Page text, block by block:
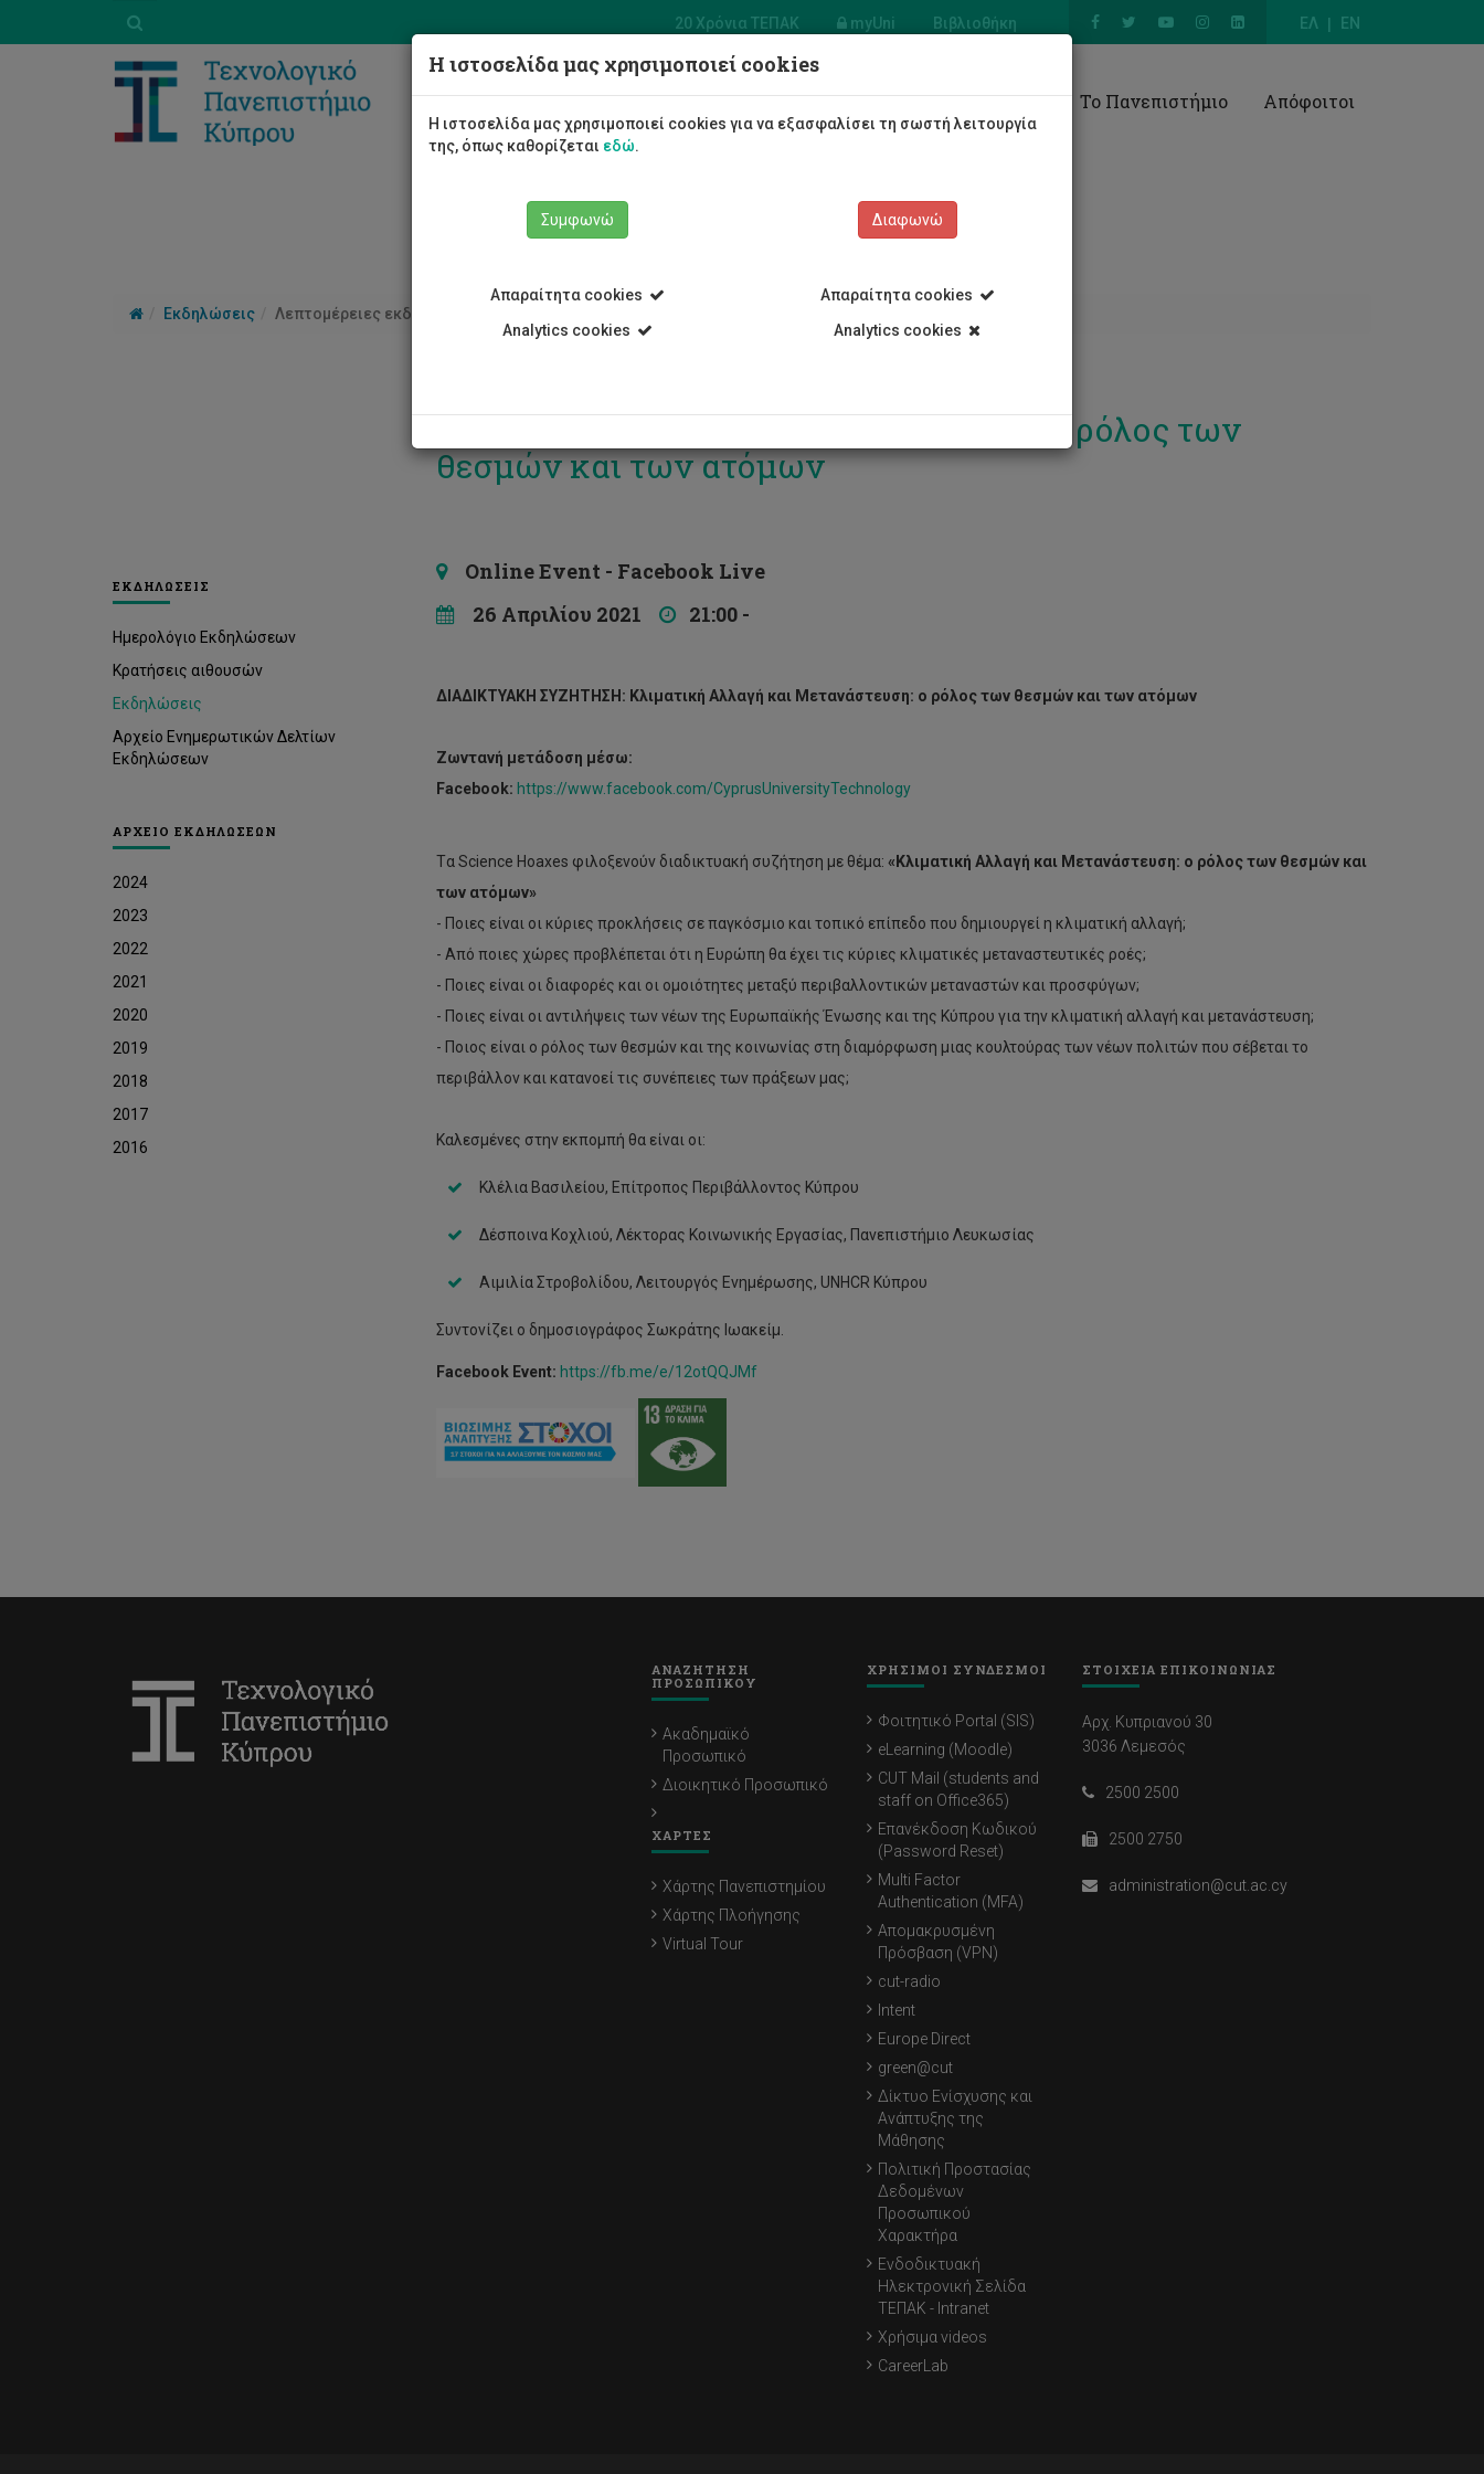
ΕΛ EN
20 Χρόνια ΤΕΠΑΚ myUni Βιβλιοθήκη
Φοιτητές/τριες Σπουδές Έρευνα Το Πανεπιστήμιο Απόφοιτοι
Εκδηλώσεις Λεπτομέρειες εκδήλωσης
ΕΚΔΗΛΩΣΕΙΣ
Ημερολόγιο Εκδηλώσεων
Κρατήσεις αιθουσών
Εκδηλώσεις
Αρχείο Ενημερωτικών Δελτίων
Εκδηλώσεων
ΑΡΧΕΙΟ ΕΚΔΗΛΩΣΕΩΝ
2024
2023
2022
2021
2020
2019
2018
2017
2016
Κλιματική Αλλαγή και Μετανάστευση: ο ρόλος των
θεσμών και των ατόμων
Online Event - Facebook Live
26 Απριλίου 2021
21:00 -
ΔΙΑΔΙΚΤΥΑΚΗ ΣΥΖΗΤΗΣΗ: Κλιματική Αλλαγή και Μετανάστευση: ο ρόλος των θεσμών και των ατόμων
Ζωντανή μετάδοση μέσω:
Facebook: https://www.facebook.com/CyprusUniversityTechnology
Tα Science Hoaxes φιλοξενούν διαδικτυακή συζήτηση με θέμα: «Κλιματική Αλλαγή και Μετανάστευση: ο ρόλος των θεσμών και
των ατόμων»
- Ποιες είναι οι κύριες προκλήσεις σε παγκόσμιο και τοπικό επίπεδο που δημιουργεί η κλιματική αλλαγή;
- Από ποιες χώρες προβλέπεται ότι η Ευρώπη θα έχει τις κύριες κλιματικές μεταναστευτικές ροές;
- Ποιες είναι οι διαφορές και οι ομοιότητες μεταξύ περιβαλλοντικών μεταναστών και προσφύγων;
- Ποιες είναι οι αντιλήψεις των νέων της Ευρωπαϊκής Ένωσης και της Κύπρου για την κλιματική αλλαγή και μετανάστευση;
- Ποιος είναι ο ρόλος των θεσμών και της κοινωνίας στη διαμόρφωση μιας κουλτούρας των νέων πολιτών που σέβεται το
περιβάλλον και κατανοεί τις συνέπειες των πράξεων μας;
Καλεσμένες στην εκπομπή θα είναι οι:
Κλέλια Βασιλείου, Επίτροπος Περιβάλλοντος Κύπρου
Δέσποινα Κοχλιού, Λέκτορας Κοινωνικής Εργασίας, Πανεπιστήμιο Λευκωσίας
Αιμιλία Στροβολίδου, Λειτουργός Ενημέρωσης, UNHCR Κύπρου
Συντονίζει ο δημοσιογράφος Σωκράτης Ιωακείμ.
Facebook Event: https://fb.me/e/12otQQJMf
ΑΝΑΖΗΤΗΣΗ
ΠΡΟΣΩΠΙΚΟΥ
Ακαδημαϊκό
Προσωπικό
Διοικητικό Προσωπικό
ΧΑΡΤΕΣ
Χάρτης Πανεπιστημίου
Χάρτης Πλοήγησης
Virtual Tour
ΧΡΗΣΙΜΟΙ ΣΥΝΔΕΣΜΟΙ
Φοιτητικό Portal (SIS)
eLearning (Moodle)
CUT Mail (students and
staff on Office365)
Επανέκδοση Κωδικού
(Password Reset)
Multi Factor
Authentication (MFA)
Απομακρυσμένη
Πρόσβαση (VPN)
cut-radio
Intent
Europe Direct
green@cut
Δίκτυο Ενίσχυσης και
Ανάπτυξης της
Μάθησης
Πολιτική Προστασίας
Δεδομένων
Προσωπικού
Χαρακτήρα
Ενδοδικτυακή
Ηλεκτρονική Σελίδα
ΤΕΠΑΚ - Intranet
Χρήσιμα videos
CareerLab
ΣΤΟΙΧΕΙΑ ΕΠΙΚΟΙΝΩΝΙΑΣ
Αρχ. Κυπριανού 30
3036 Λεμεσός
2500 2500
2500 2750
administration@cut.ac.cy
Η ιστοσελίδα μας χρησιμοποιεί cookies
Η ιστοσελίδα μας χρησιμοποιεί cookies για να εξασφαλίσει τη σωστή λειτουργία
της, όπως καθορίζεται εδώ.
Συμφωνώ
Απαραίτητα cookies
Analytics cookies
Διαφωνώ
Απαραίτητα cookies
Analytics cookies